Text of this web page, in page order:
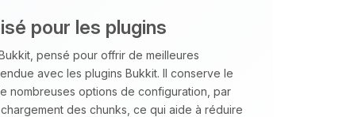
pour les plugins
pensé pour offrir de meilleures
avec les plugins Bukkit. Il conserve le
nombreuses options de configuration, par
des chunks, ce qui aide à réduire